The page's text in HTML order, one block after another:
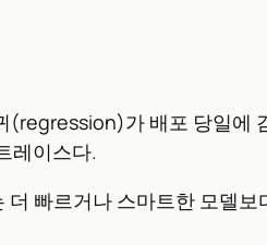
가 배포 당일에
레이스다.
빠르거나 스마트한 모델